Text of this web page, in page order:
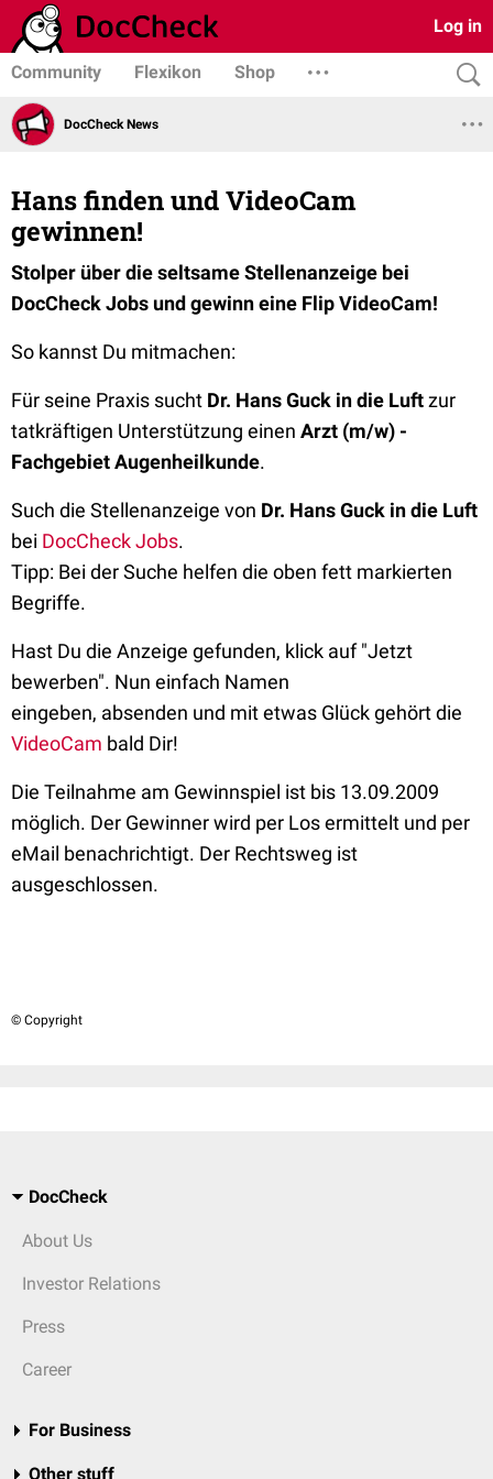
Log in
Community Flexikon Shop
DocCheck News
Hans finden und VideoCam
gewinnen!
Stolper über die seltsame Stellenanzeige bei
DocCheck Jobs und gewinn eine Flip VideoCam!
So kannst Du mitmachen:
Für seine Praxis sucht Dr. Hans Guck in die Luftzur
tatkräftigen Unterstützung einen Arzt (m/w) -
Fachgebiet Augenheilkunde.
Such die Stellenanzeige von Dr. Hans Guck in die Luft
bei DocCheck Jobs.
Tipp: Bei der Suche helfen die oben fett markierten
Begriffe.
Hast Du die Anzeige gefunden, klick auf "Jetzt
bewerben". Nun einfach Namen
eingeben, absenden und mit etwas Glück gehört die
VideoCam bald Dir!
Die Teilnahme am Gewinnspiel ist bis 13.09.2009
möglich. Der Gewinner wird per Los ermittelt und per
eMail benachrichtigt. Der Rechtsweg ist
ausgeschlossen.
© Copyright
DocCheck
About Us
Investor Relations
Press
Career
For Business
Other stuff